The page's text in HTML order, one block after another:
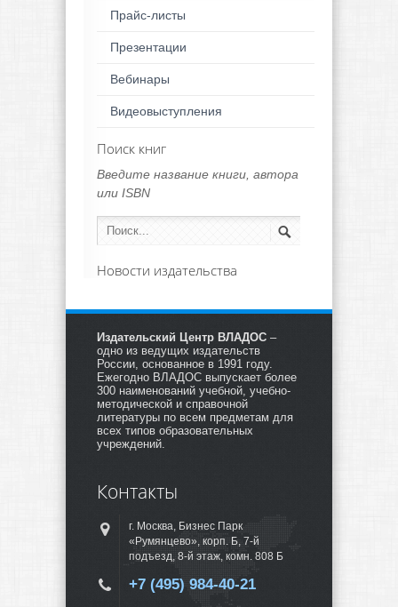
Прайс-листы
Презентации
Вебинары
Видеовыступления
Поиск книг
Введите название книги, автора
или ISBN
Новости издательства
Издательский Центр ВЛАДОС –
одно из ведущих издательств
России, основанное в 1991 году.
Ежегодно ВЛАДОС выпускает более
300 наименований учебной, учебно-
методической и справочной
литературы по всем предметам для
всех типов образовательных
учреждений.
Контакты
г. Москва, Бизнес Парк
«Румянцево», корп. Б, 7-й
подъезд, 8-й этаж, комн. 808 Б
+7 (495) 984-40-21